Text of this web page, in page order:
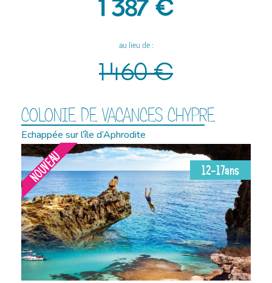
1 387 €
au lieu de :
1 460 €
COLONIE DE VACANCES CHYPRE
Echappée sur l’île d’Aphrodite
NOUVEAU 12-17ans